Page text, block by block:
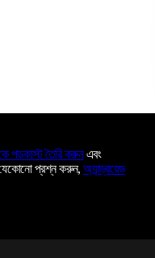
পডকাস্ট তৈরি করুনএবং
প্রশ্ন করুন,অ্যান্ড্রয়েড